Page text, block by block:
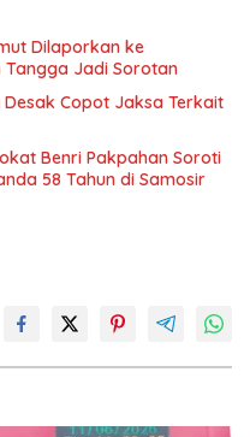
Dilaporkan ke
Tangga Jadi Sorotan
Desak Copot Jaksa Terkait
Benri Pakpahan Soroti
58 Tahun di Samosir